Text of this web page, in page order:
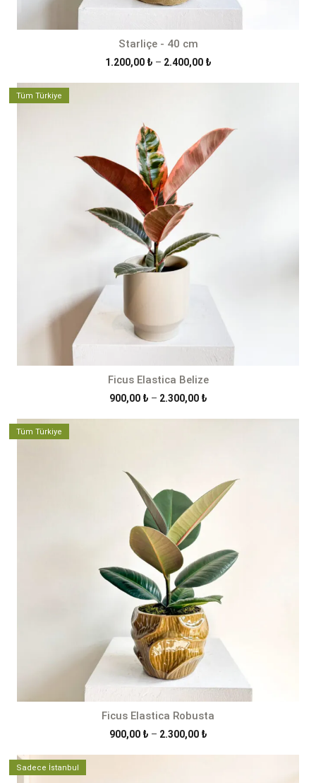
Starliçe - 40 cm
1.200,00 ₺ – 2.400,00 ₺Fiyat
Tüm Türkiye
Ficus Elastica Belize
900,00 ₺ – 2.300,00 ₺Fiyat
Tüm Türkiye
Ficus Elastica Robusta
900,00 ₺ – 2.300,00 ₺Fiyat
Sadece İstanbul